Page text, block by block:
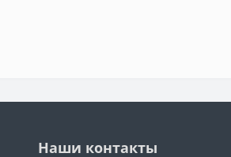
Наши контакты